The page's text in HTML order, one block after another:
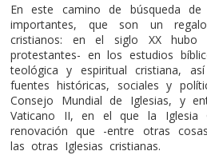
En este camino de búsqueda
importantes, que son un
cristianos: en el siglo XX hubo
protestantes- en los estudios
teológica y espiritual cristiana,
fuentes históricas, sociales y
Consejo Mundial de Iglesias, y
Vaticano II, en el que la Iglesia
renovación que -entre otras
las otras Iglesias cristianas.